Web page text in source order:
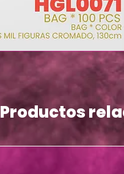
Productos